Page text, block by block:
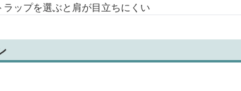
ップを選ぶと肩が目立ちにくい